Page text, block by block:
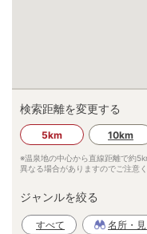
検索距離を変更する
5km 10km
※温泉地の中心から直線距離で約
異なる場合がありますのでご注意く
ジャンルを絞る
すべて 名所・